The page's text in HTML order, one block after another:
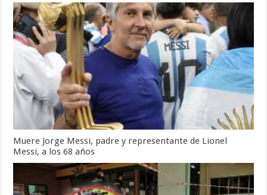
Muere Jorge Messi, padre y representante de Lionel
Messi, a los 68 años